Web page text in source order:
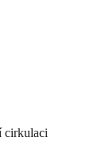
cirkulaci